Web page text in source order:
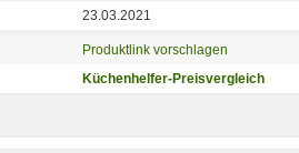
23.03.2021
Produktlink vorschlagen
Küchenhelfer-Preisvergleich